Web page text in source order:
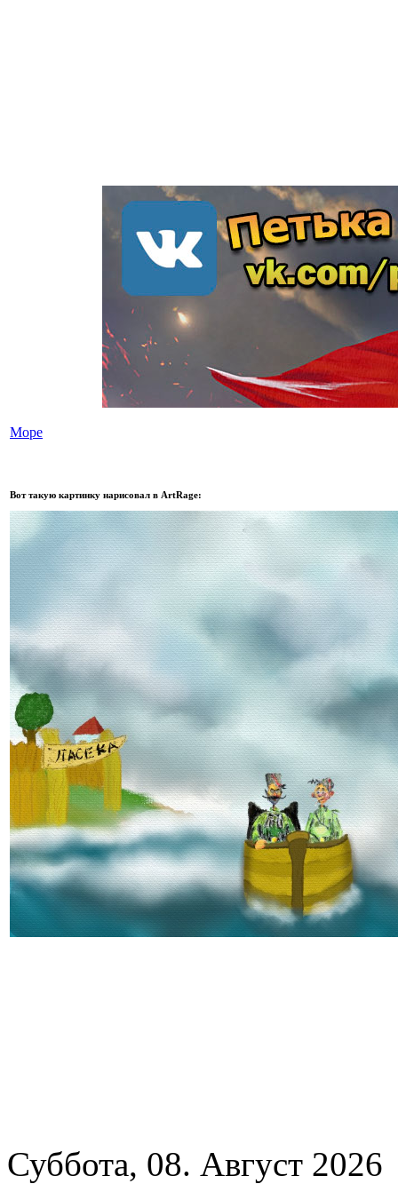
Море
Вот такую картинку нарисовал в ArtRage:
Суббота, 08. Август 2026